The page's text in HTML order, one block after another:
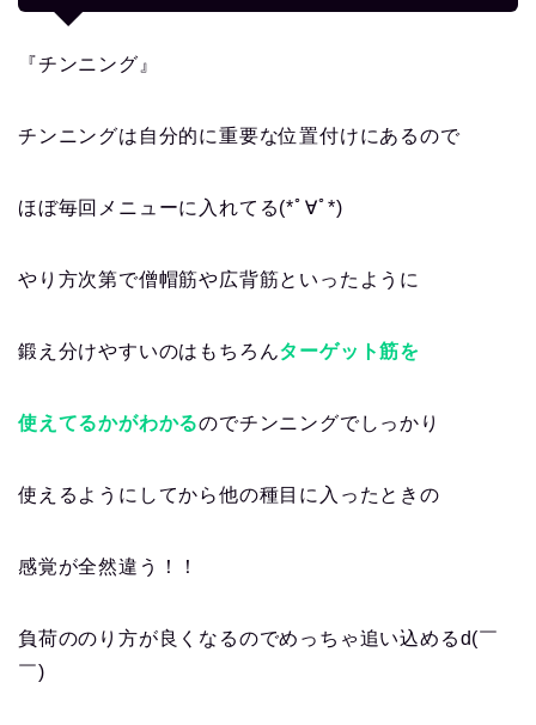
『チンニング』
チンニングは自分的に重要な位置付けにあるので
ほぼ毎回メニューに入れてる(*ﾟ∀ﾟ*)
やり方次第で僧帽筋や広背筋といったように
鍛え分けやすいのはもちろんターゲット筋を
使えてるかがわかるのでチンニングでしっかり
使えるようにしてから他の種目に入ったときの
感覚が全然違う！！
負荷ののり方が良くなるのでめっちゃ追い込めるd(￣
￣)